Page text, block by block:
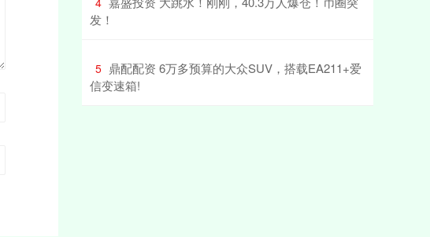
发！
5 ​鼎配配资 6万多预算的大众SUV，搭载EA211+爱
信变速箱!